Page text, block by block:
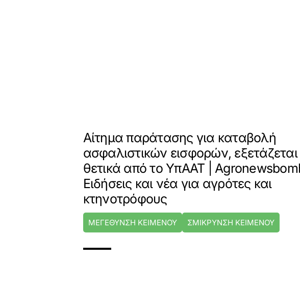
Αίτημα παράτασης για καταβολή
ασφαλιστικών εισφορών, εξετάζεται
θετικά από το ΥπΑΑΤ |
Ειδήσεις και νέα για αγρότες και
κτηνοτρόφους
ΜΕΓΕΘΥΝΣΗ ΚΕΙΜΕΝΟΥ ΣΜΙΚΡΥΝΣΗ ΚΕΙΜΕΝΟΥ